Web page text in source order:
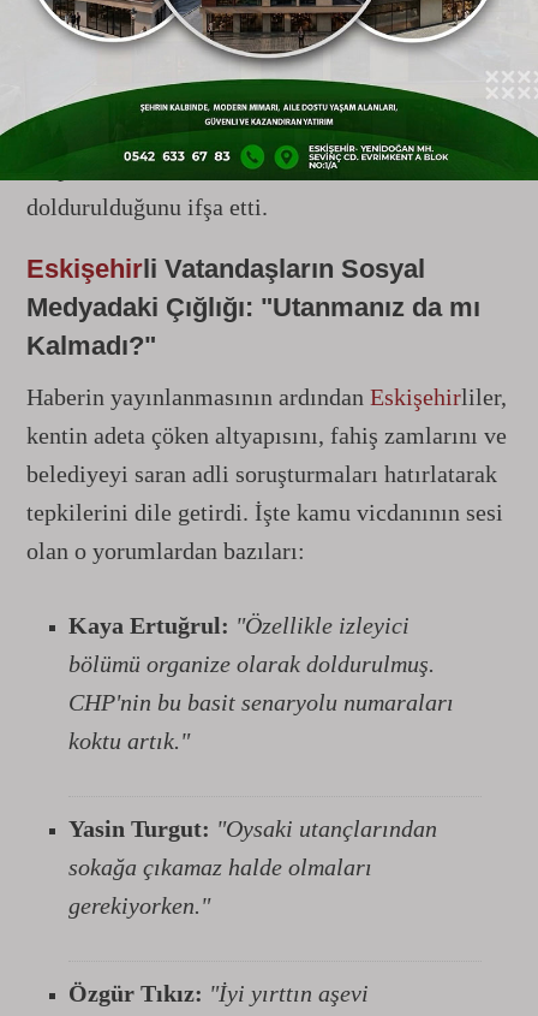
Vatandaşlar,meclis üyelerinin bile şaşkınlıkla
izlediği bu organize alkışların arka planında,
salonun ve izleyici localarının belediye personeli
ile partili troller tarafından kasıtlı olarak
doldurulduğunu ifşa etti.
Eskişehirli Vatandaşların Sosyal
Medyadaki Çığlığı: "Utanmanız da mı
Kalmadı?"
Haberin yayınlanmasının ardından Eskişehirliler,
kentin adeta çöken altyapısını, fahiş zamlarını ve
belediyeyi saran adli soruşturmaları hatırlatarak
tepkilerini dile getirdi. İşte kamu vicdanının sesi
olan o yorumlardan bazıları:
Kaya Ertuğrul: "Özellikle izleyici
bölümü organize olarak doldurulmuş.
CHP'nin bu basit senaryolu numaraları
koktu artık."
Yasin Turgut: "Oysaki utançlarından
sokağa çıkamaz halde olmaları
gerekiyorken."
Özgür Tıkız: "İyi yırttın aşevi